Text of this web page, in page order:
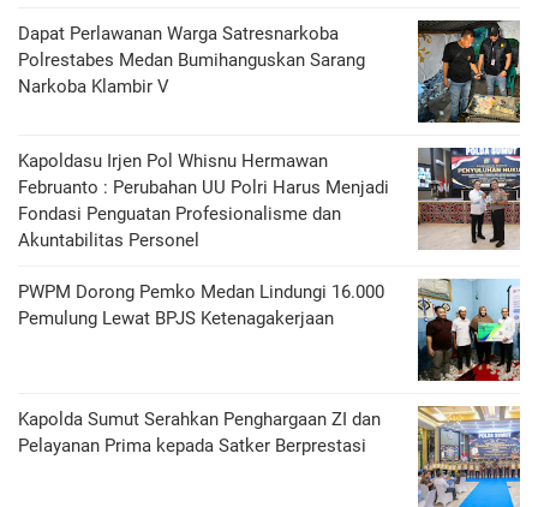
Dapat Perlawanan Warga Satresnarkoba
Polrestabes Medan Bumihanguskan Sarang
Narkoba Klambir V
Kapoldasu Irjen Pol Whisnu Hermawan
Februanto : Perubahan UU Polri Harus Menjadi
Fondasi Penguatan Profesionalisme dan
Akuntabilitas Personel
PWPM Dorong Pemko Medan Lindungi 16.000
Pemulung Lewat BPJS Ketenagakerjaan
Kapolda Sumut Serahkan Penghargaan ZI dan
Pelayanan Prima kepada Satker Berprestasi